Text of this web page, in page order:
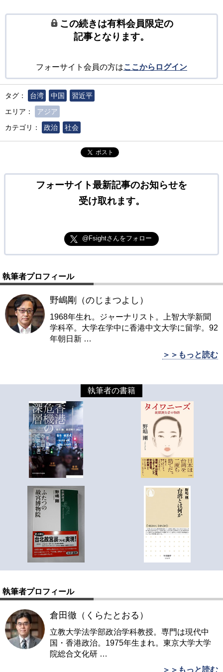
この続きは有料会員限定の
記事となります。
フォーサイト会員の方はここからログイン
タグ： 台湾 中国
習近平
エリア：
アジア
カテゴリ：
政治 社会
ポスト
フォーサイト最新記事のお知らせを
受け取れます。
@Fsightさんをフォロー
執筆者プロフィール
野嶋剛（のじまつよし）
1968年生れ。ジャーナリスト。上智大学新聞
学科卒。大学在学中に香港中文大学に留学。92
年朝日新 …
＞＞もっと読む
執筆者の書籍
執筆者プロフィール
倉田徹（くらたとおる）
立教大学法学部政治学科教授。専門は現代中
国・香港政治。1975年生まれ。東京大学大学
院総合文化研 …
＞＞もっと読む